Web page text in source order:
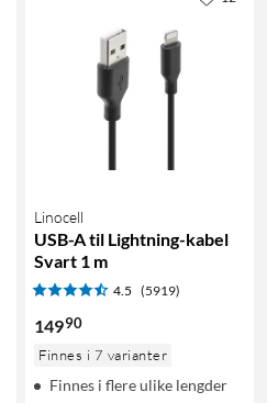
Linocell
USB-A til Lightning-kabel
Svart 1 m
4.5 (5919)
14990
Finnes i 7 varianter
Finnes i flere ulike lengder